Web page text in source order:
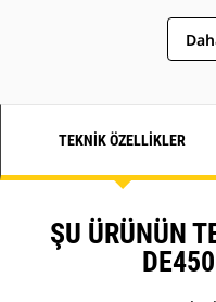
TEKNIK ÖZELLIKLER
ŞU ÜRÜNÜN